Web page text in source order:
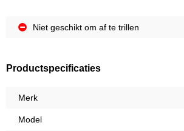
Niet geschikt om af te trillen
Productspecificaties
Merk
Model